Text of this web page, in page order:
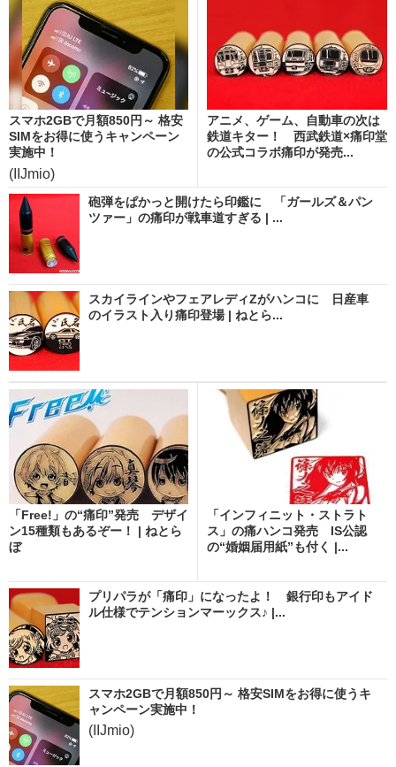
スマホ2GBで月額850円～ 格安
SIMをお得に使うキャンペーン
実施中！
(IIJmio)
アニメ、ゲーム、自動車の次は
鉄道キター！ 西武鉄道×痛印堂
の公式コラボ痛印が発売...
砲弾をぱかっと開けたら印鑑に 「ガールズ＆パン
ツァー」の痛印が戦車道すぎる | ...
スカイラインやフェアレディZがハンコに 日産車
のイラスト入り痛印登場 | ねとら...
「Free!」の“痛印”発売 デザイ
ン15種類もあるぞー！ | ねとら
ぼ
「インフィニット・ストラト
ス」の痛ハンコ発売 IS公認
の“婚姻届用紙”も付く |...
プリパラが「痛印」になったよ！ 銀行印もアイド
ル仕様でテンションマーックス♪ |...
スマホ2GBで月額850円～ 格安SIMをお得に使うキ
ャンペーン実施中！
(IIJmio)